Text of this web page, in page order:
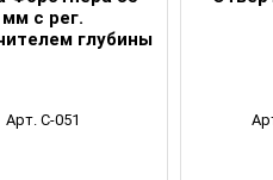
мм с рег.
глубины
Арт. С-051